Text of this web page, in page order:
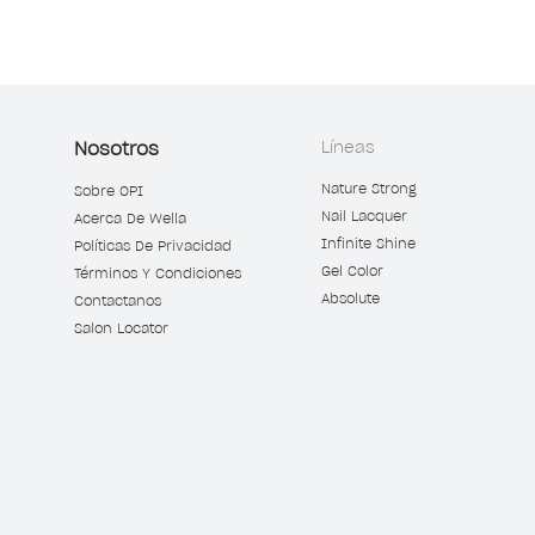
Nosotros
Sobre OPI
Acerca De Wella
Políticas De Privacidad
Términos Y Condiciones
Contactanos
Salon Locator
Líneas
Nature Strong
Nail Lacquer
Infinite Shine
Gel Color
Absolute